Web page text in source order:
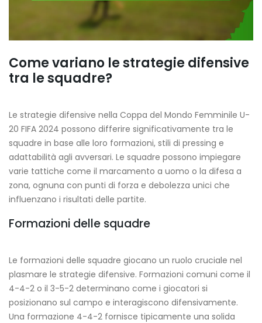
Come variano le strategie difensive
tra le squadre?
Le strategie difensive nella Coppa del Mondo Femminile U-
20 FIFA 2024 possono differire significativamente tra le
squadre in base alle loro formazioni, stili di pressing e
adattabilità agli avversari. Le squadre possono impiegare
varie tattiche come il marcamento a uomo o la difesa a
zona, ognuna con punti di forza e debolezza unici che
influenzano i risultati delle partite.
Formazioni delle squadre
Le formazioni delle squadre giocano un ruolo cruciale nel
plasmare le strategie difensive. Formazioni comuni come il
4-4-2 o il 3-5-2 determinano come i giocatori si
posizionano sul campo e interagiscono difensivamente.
Una formazione 4-4-2 fornisce tipicamente una solida